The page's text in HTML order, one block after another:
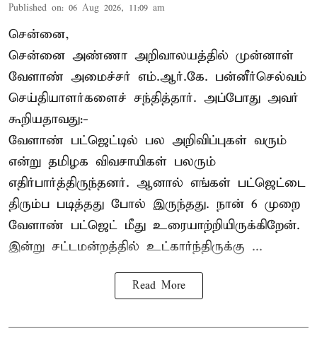
Published on: 06 Aug 2026, 11:09 am
சென்னை,
சென்னை அண்ணா அறிவாலயத்தில் முன்னாள்
வேளாண் அமைச்சர் எம்.ஆர்.கே. பன்னீர்செல்வம்
செய்தியாளர்களைச் சந்தித்தார். அப்போது அவர்
கூறியதாவது:-
வேளாண் பட்ஜெட்டில் பல அறிவிப்புகள் வரும்
என்று தமிழக விவசாயிகள் பலரும்
எதிர்பார்த்திருந்தனர். ஆனால் எங்கள் பட்ஜெட்டை
திரும்ப படித்தது போல் இருந்தது. நான் 6 முறை
வேளாண் பட்ஜெட் மீது உரையாற்றியிருக்கிறேன்.
இன்று சட்டமன்றத்தில் உட்கார்ந்திருக்கு ...
Read More